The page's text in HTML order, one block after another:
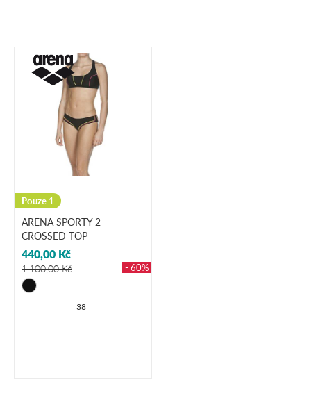
Pouze 1
ARENA SPORTY 2
CROSSED TOP
440,00 Kč
1.100,00 Kč - 60%
38